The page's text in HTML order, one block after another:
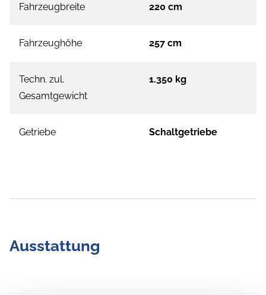
Fahrzeugbreite 220 cm
Fahrzeughöhe 257 cm
Techn. zul.
Gesamtgewicht
1.350 kg
Getriebe Schaltgetriebe
Ausstattung